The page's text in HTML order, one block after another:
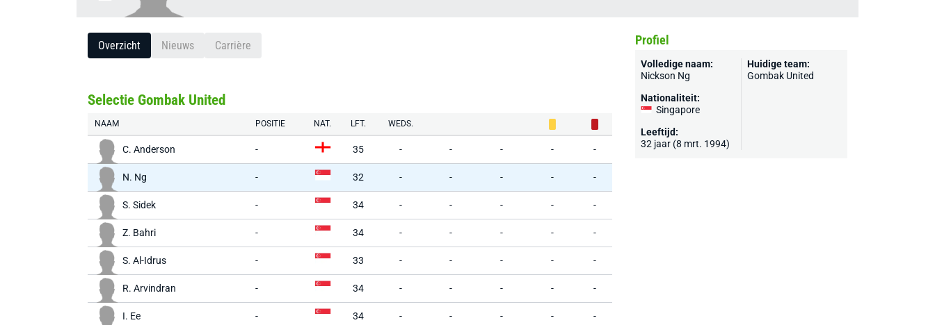
Overzicht Nieuws Carrière
Selectie Gombak United
NAAM POSITIE NAT. LFT. WEDS.
C. Anderson - 35 - - - - -
N. Ng - 32 - - - - -
S. Sidek - 34 - - - - -
Z. Bahri - 34 - - - - -
S. Al-Idrus - 33 - - - - -
R. Arvindran - 34 - - - - -
I. Ee - 34 - - - - -
Profiel
Volledige naam:
Nickson Ng
Nationaliteit:
Singapore
Leeftijd:
32 jaar (8 mrt. 1994)
Huidige team:
Gombak United